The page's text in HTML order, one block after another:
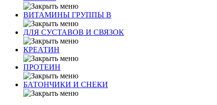
ВИТАМИНЫ ГРУППЫ В
ДЛЯ СУСТАВОВ И СВЯЗОК
КРЕАТИН
ПРОТЕИН
БАТОНЧИКИ И СНЕКИ